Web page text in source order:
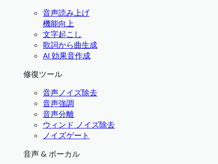
音声読み上げ
機能向上
文字起こし
歌詞から曲生成
AI 効果音作成
修復ツール
音声ノイズ除去
音声強調
音声分離
ウィンド ノイズ除去
ノイズゲート
音声 & ボーカル